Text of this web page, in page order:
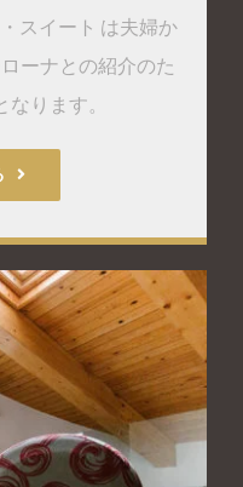
スイート は夫婦か
ーナとの紹介のた
なります。